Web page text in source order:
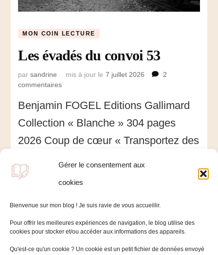
Gérer le consentement aux
cookies
Bienvenue sur mon blog ! Je suis ravie de vous accueillir.
Pour offrir les meilleures expériences de navigation, le blog utilise des
cookies pour stocker et/ou accéder aux informations des appareils.
Qu'est-ce qu'un cookie ? Un cookie est un petit fichier de données envoyé
MON COIN LECTURE
Les évadés du convoi 53
parsandrine mis à jour le 7 juillet 2026
2
commentaires
évadés
convoi
Benjamin FOGEL Editions Gallimard
Collection « Blanche » 304 pages
2026 Coup de cœur « Transportez des
marchandises ? Il n’y a que les nazis